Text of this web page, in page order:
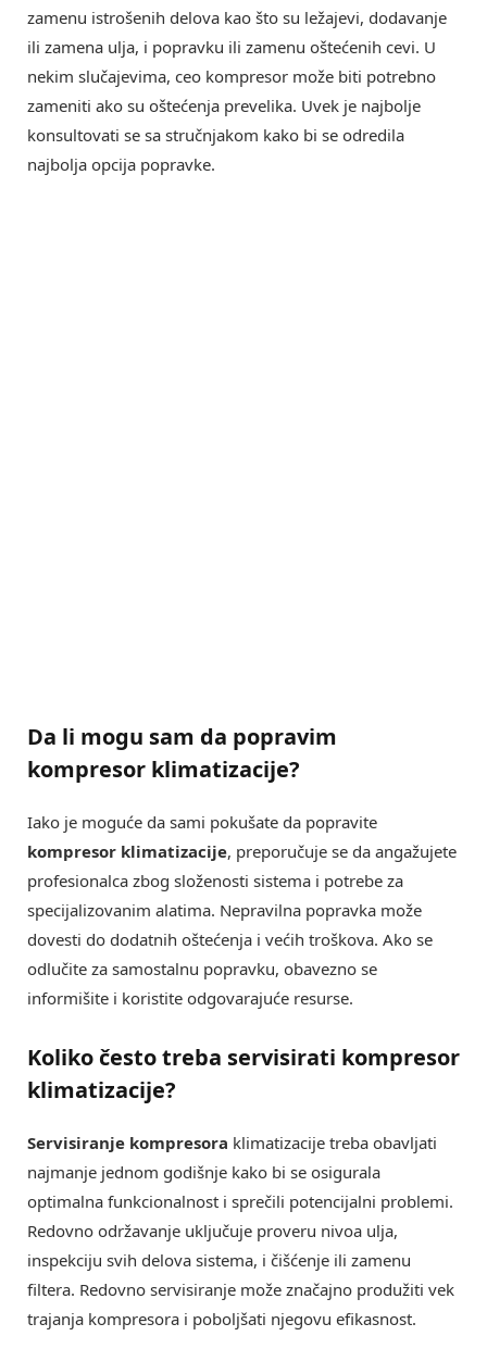
zamenu istrošenih delova kao što su ležajevi, dodavanje
ili zamena ulja, i popravku ili zamenu oštećenih cevi. U
nekim slučajevima, ceo kompresor može biti potrebno
zameniti ako su oštećenja prevelika. Uvek je najbolje
konsultovati se sa stručnjakom kako bi se odredila
najbolja opcija popravke.
Da li mogu sam da popravim
kompresor klimatizacije?
Iako je moguće da sami pokušate da popravite
kompresor klimatizacije, preporučuje se da angažujete
profesionalca zbog složenosti sistema i potrebe za
specijalizovanim alatima. Nepravilna popravka može
dovesti do dodatnih oštećenja i većih troškova. Ako se
odlučite za samostalnu popravku, obavezno se
informišite i koristite odgovarajuće resurse.
Koliko često treba servisirati kompresor
klimatizacije?
Servisiranje kompresora klimatizacije treba obavljati
najmanje jednom godišnje kako bi se osigurala
optimalna funkcionalnost i sprečili potencijalni problemi.
Redovno održavanje uključuje proveru nivoa ulja,
inspekciju svih delova sistema, i čišćenje ili zamenu
filtera. Redovno servisiranje može značajno produžiti vek
trajanja kompresora i poboljšati njegovu efikasnost.